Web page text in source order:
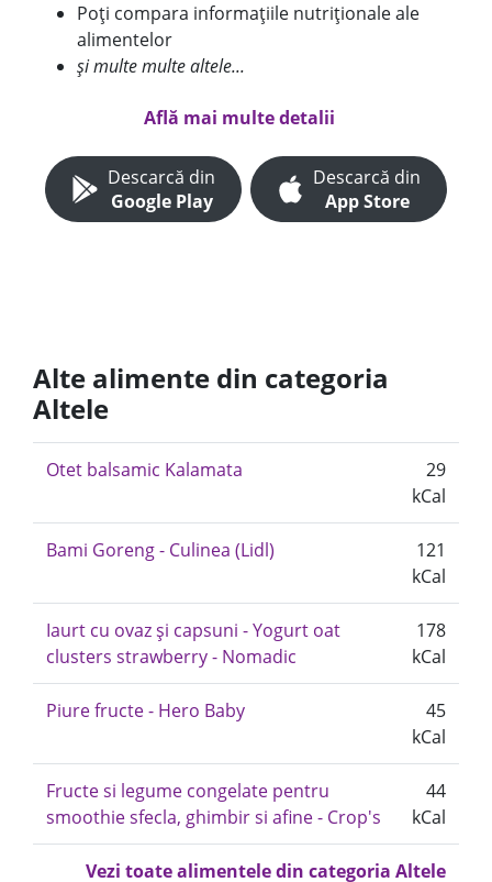
Poți compara informațiile nutriționale ale
alimentelor
și multe multe altele...
Află mai multe detalii
Descarcă din
Google Play
Descarcă din
App Store
Alte alimente din categoria
Altele
Otet balsamic Kalamata
29
kCal
Bami Goreng - Culinea (Lidl)
121
kCal
Iaurt cu ovaz și capsuni - Yogurt oat
clusters strawberry - Nomadic
178
kCal
Piure fructe - Hero Baby
45
kCal
Fructe si legume congelate pentru
smoothie sfecla, ghimbir si afine - Crop's
44
kCal
Vezi toate alimentele din categoria Altele